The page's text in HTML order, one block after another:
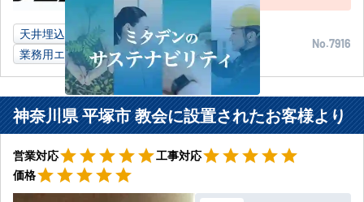
天井埋込ダクト形 5馬力 神社
兵庫県
業務用エアコン
No.7916
神奈川県 平塚市 教会に設置されたお客様より
営業対応 星5
starstarstarstarstar工事対応 星5
starstarstarstarstar
価格 星5
starstarstarstarstar